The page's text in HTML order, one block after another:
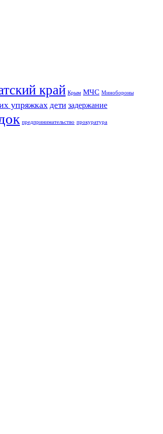
край Крым МЧС Минобороны
упряжках дети задержание
предпринимательство прокуратура